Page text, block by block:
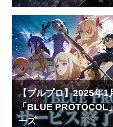
【ブルプロ】2025年1
「BLUE PROTOCOL
ーズ